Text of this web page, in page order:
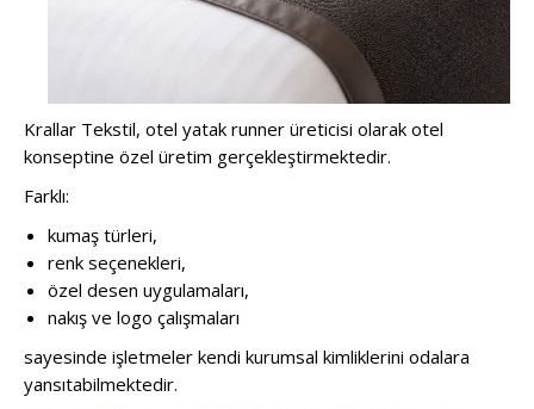
Krallar Tekstil, otel yatak runner üreticisi olarak otel
konseptine özel üretim gerçekleştirmektedir.
Farklı:
kumaş türleri,
renk seçenekleri,
özel desen uygulamaları,
nakış ve logo çalışmaları
sayesinde işletmeler kendi kurumsal kimliklerini odalara
yansıtabilmektedir.